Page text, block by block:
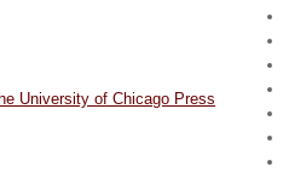
University of Chicago Press